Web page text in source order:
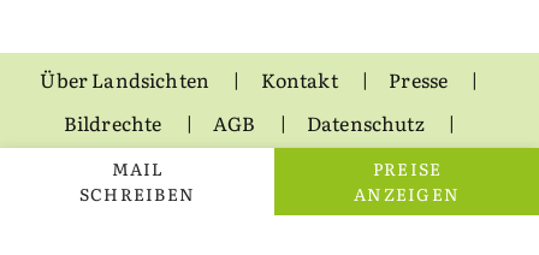
MAIL
SCHREIBEN
PREISE
ANZEIGEN
Über Landsichten Kontakt
Presse
Bildrechte
AGB
Datenschutz